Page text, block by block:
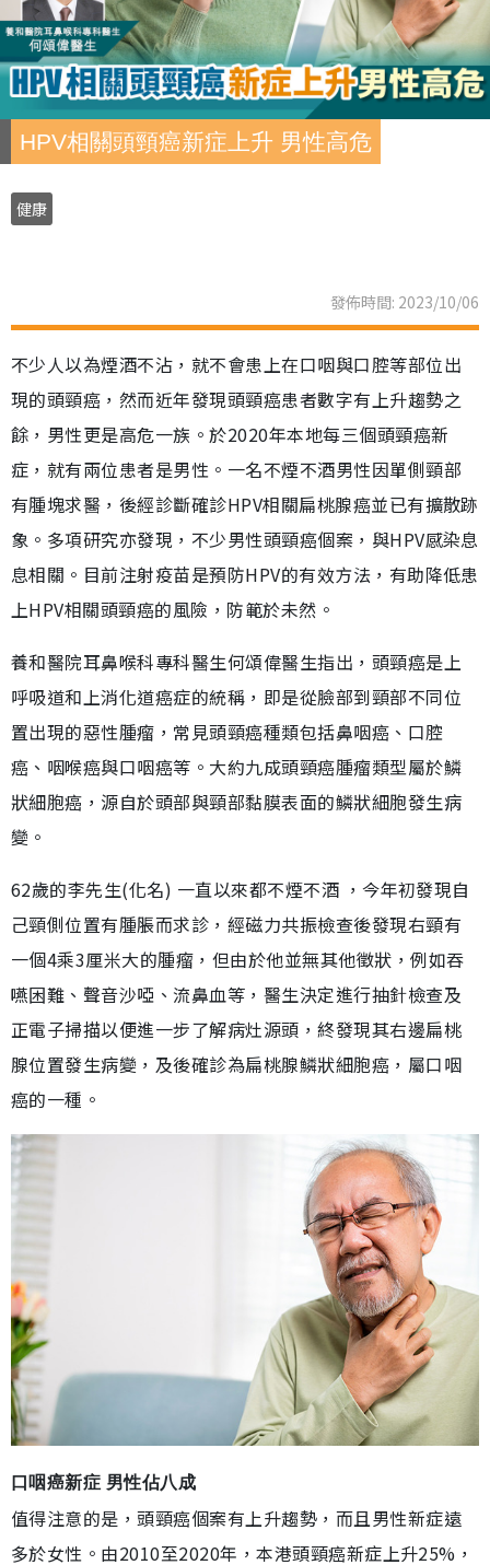
HPV相關頭頸癌新症上升 男性高危
健康
發佈時間: 2023/10/06
不少人以為煙酒不沾，就不會患上在口咽與口腔等部位出
現的頭頸癌，然而近年發現頭頸癌患者數字有上升趨勢之
餘，男性更是高危一族。於2020年本地每三個頭頸癌新
症，就有兩位患者是男性。一名不煙不酒男性因單側頸部
有腫塊求醫，後經診斷確診HPV相關扁桃腺癌並已有擴散跡
象。多項研究亦發現，不少男性頭頸癌個案，與HPV感染息
息相關。目前注射疫苗是預防HPV的有效方法，有助降低患
上HPV相關頭頸癌的風險，防範於未然。
養和醫院耳鼻喉科專科醫生何頌偉醫生指出，頭頸癌是上
呼吸道和上消化道癌症的統稱，即是從臉部到頸部不同位
置出現的惡性腫瘤，常見頭頸癌種類包括鼻咽癌、口腔
癌、咽喉癌與口咽癌等。大約九成頭頸癌腫瘤類型屬於鱗
狀細胞癌，源自於頭部與頸部黏膜表面的鱗狀細胞發生病
變。
62歲的李先生(化名) 一直以來都不煙不酒 ，今年初發現自
己頸側位置有腫脹而求診，經磁力共振檢查後發現右頸有
一個4乘3厘米大的腫瘤，但由於他並無其他徵狀，例如吞
嚥困難、聲音沙啞、流鼻血等，醫生決定進行抽針檢查及
正電子掃描以便進一步了解病灶源頭，終發現其右邊扁桃
腺位置發生病變，及後確診為扁桃腺鱗狀細胞癌，屬口咽
癌的一種。
口咽癌新症 男性佔八成
值得注意的是，頭頸癌個案有上升趨勢，而且男性新症遠
多於女性。由2010至2020年，本港頭頸癌新症上升25%，